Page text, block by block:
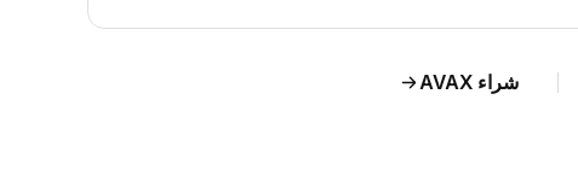
شراء AVAX